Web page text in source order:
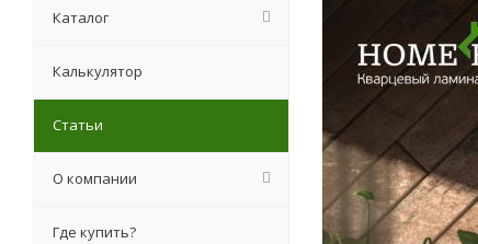
Каталог
Калькулятор
Статьи
О компании
Где купить?